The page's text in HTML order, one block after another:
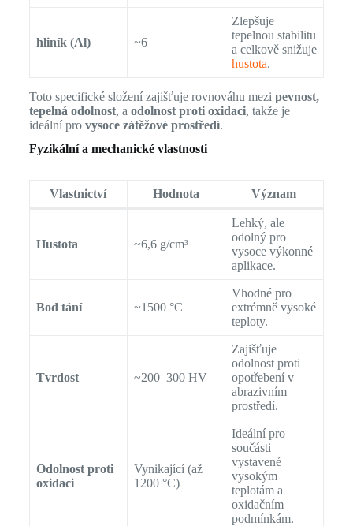
hliník (Al) ~6
Zlepšuje
tepelnou stabilitu
a celkově snižuje
hustota.
Toto specifické složení zajišťuje rovnováhu mezi pevnost,
tepelná odolnost, a odolnost proti oxidaci, takže je
ideální pro vysoce zátěžové prostředí.
Fyzikální a mechanické vlastnosti
Vlastnictví Hodnota Význam
Hustota ~6,6 g/cm³
Lehký, ale
odolný pro
vysoce výkonné
aplikace.
Bod tání ~1500 °C
Vhodné pro
extrémně vysoké
teploty.
Tvrdost ~200–300 HV
Zajišťuje
odolnost proti
opotřebení v
abrazivním
prostředí.
Odolnost proti
oxidaci
Vynikající (až
1200 °C)
Ideální pro
součásti
vystavené
vysokým
teplotám a
oxidačním
podmínkám.